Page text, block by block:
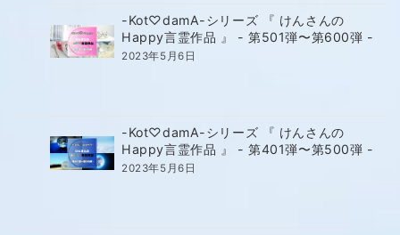
-Kot♡damA-シリーズ 『 けんさんの
Happy言霊作品 』 - 第501弾〜第600弾 -
2023年5月6日
-Kot♡damA-シリーズ 『 けんさんの
Happy言霊作品 』 - 第401弾〜第500弾 -
2023年5月6日